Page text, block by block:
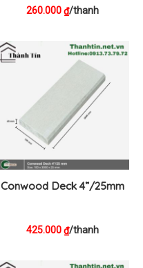
260.000₫/thanh
Conwood Deck 4”/25mm
425.000₫/thanh